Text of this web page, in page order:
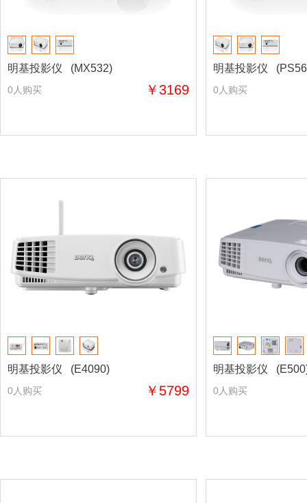
明基投影仪 (MX532)
0人购买 ￥3169
明基投影仪
0人购买
明基投影仪 (E4090)
0人购买 ￥5799
明基投影仪
0人购买